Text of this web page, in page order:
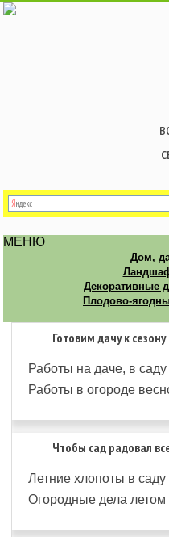
МЕНЮ
Дом,
Декоративные
Плодово-
Готовим дачу к сезону
Работы на даче, в
Работы в огороде
Чтобы сад радовал
Летние хлопоты в саду
Огородные дела летом